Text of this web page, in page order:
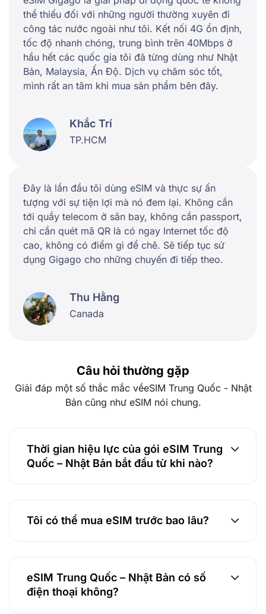
thể thiếu đối với những người thường xuyên đi
công tác nước ngoài như tôi. Kết nối 4G ổn định,
tốc độ nhanh chóng, trung bình trên 40Mbps ở
hầu hết các quốc gia tôi đã từng dùng như Nhật
Bản, Malaysia, Ấn Độ. Dịch vụ chăm sóc tốt,
mình rất an tâm khi mua sản phẩm bên đây.
Khắc Trí
TP.HCM
Đây là lần đầu tôi dùng eSIM và thực sự ấn
tượng với sự tiện lợi mà nó đem lại. Không cần
tới quầy telecom ở sân bay, không cần passport,
chỉ cần quét mã QR là có ngay Internet tốc độ
cao, không có điểm gì để chê. Sẽ tiếp tục sử
dụng Gigago cho những chuyến đi tiếp theo.
Thu Hằng
Canada
Câu hỏi thường gặp
Giải đáp một số thắc mắc vềeSIM Trung Quốc - Nhật
Bản cũng như eSIM nói chung.
Thời gian hiệu lực của gói eSIM Trung
Quốc – Nhật Bản bắt đầu từ khi nào?
Tôi có thể mua eSIM trước bao lâu?
eSIM Trung Quốc – Nhật Bản có số
điện thoại không?